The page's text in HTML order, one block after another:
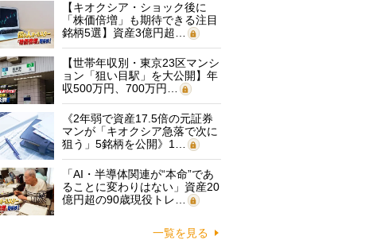
【キオクシア・ショック後に
「株価倍増」も期待できる注目
銘柄5選】資産3億円超…
【世帯年収別・東京23区マンシ
ョン「狙い目駅」を大公開】年
収500万円、700万円…
《2年弱で資産17.5倍の元証券
マンが「キオクシア急落で次に
狙う」5銘柄を公開》1…
「AI・半導体関連が“本命”であ
ることに変わりはない」資産20
億円超の90歳現役トレ…
一覧を見る